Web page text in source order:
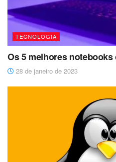
TECNOLOGIA
Os 5 melhores
28 de janeiro de 2023